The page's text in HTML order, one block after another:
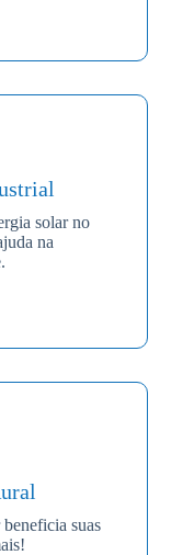
solar no
na
suas